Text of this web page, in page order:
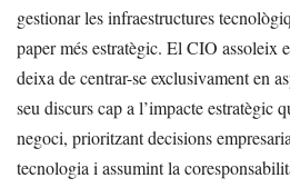
gestionar les infraestructures
paper més estratègic. El CIO assoleix
deixa de centrar-se exclusivament en
seu discurs cap a l’impacte estratègic
negoci, prioritzant decisions
tecnologia i assumint la